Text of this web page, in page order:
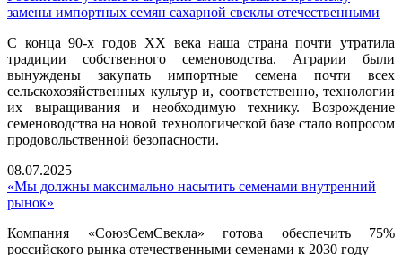
замены импортных семян сахарной свеклы отечественными
С конца 90-х годов ХХ века наша страна почти утратила
традиции собственного семеноводства. Аграрии были
вынуждены закупать импортные семена почти всех
сельскохозяйственных культур и, соответственно, технологии
их выращивания и необходимую технику. Возрождение
семеноводства на новой технологической базе стало вопросом
продовольственной безопасности.
08.07.2025
«Мы должны максимально насытить семенами внутренний
рынок»
Компания «СоюзСемСвекла» готова обеспечить 75%
российского рынка отечественными семенами к 2030 году